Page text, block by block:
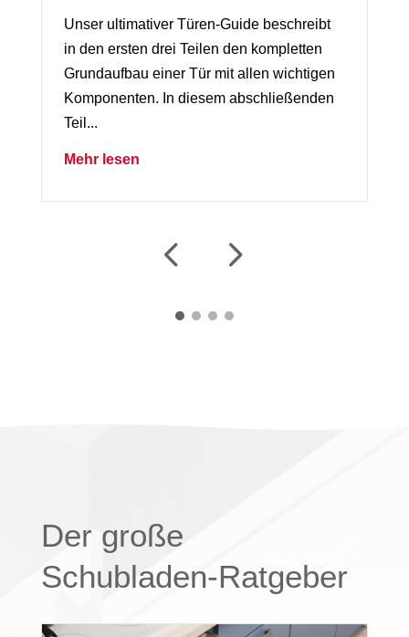
Unser ultimativer Türen-Guide beschreibt
in den ersten drei Teilen den kompletten
Grundaufbau einer Tür mit allen wichtigen
Komponenten. In diesem abschließenden
Teil...
Mehr lesen
Der große
Schubladen-Ratgeber